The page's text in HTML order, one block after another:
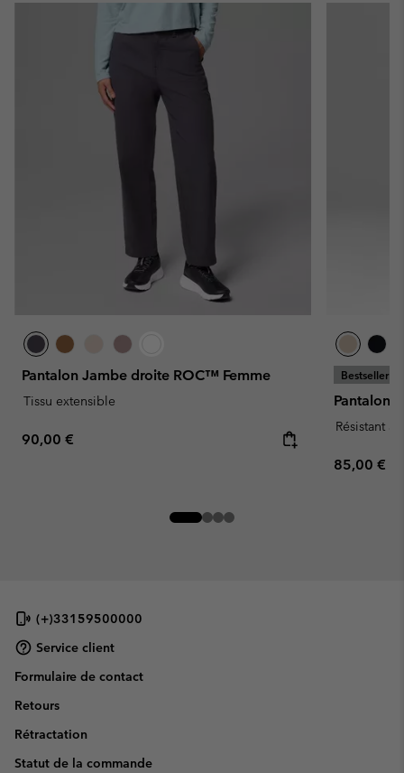
Pantalon Jambe droite ROC™ Femme
Tissu extensible
Regular price:
90,00 €
Bestseller
Pantalon
Résistant à
Regular
85,00 €
(+)33159500000
Service client
Formulaire de contact
Retours
Rétractation
Statut de la commande